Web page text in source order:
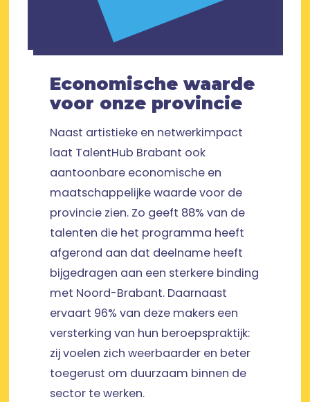
Economische waarde
voor onze provincie
Naast artistieke en netwerkimpact
laat TalentHub Brabant ook
aantoonbare economische en
maatschappelijke waarde voor de
provincie zien. Zo geeft 88% van de
talenten die het programma heeft
afgerond aan dat deelname heeft
bijgedragen aan een sterkere binding
met Noord-Brabant. Daarnaast
ervaart 96% van deze makers een
versterking van hun beroepspraktijk:
zij voelen zich weerbaarder en beter
toegerust om duurzaam binnen de
sector te werken.